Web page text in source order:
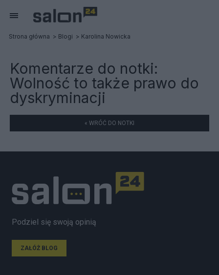
Strona główna Blogi Karolina Nowicka
Komentarze do notki:
Wolność to także prawo do
dyskryminacji
« WRÓĆ DO NOTKI
Podziel się swoją opinią
ZAŁÓŻ BLOG